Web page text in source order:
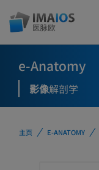
e-Anatomy
影像解剖学
主页 E-ANATOMY